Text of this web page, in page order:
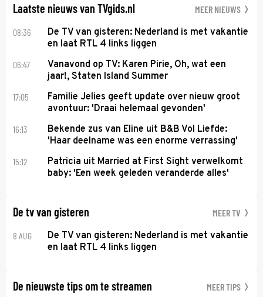
Laatste nieuws van TVgids.nl MEER NIEUWS
08:36
De TV van gisteren: Nederland is met vakantie
en laat RTL 4 links liggen
06:47
Vanavond op TV: Karen Pirie, Oh, wat een
jaar!, Staten Island Summer
17:05
Familie Jelies geeft update over nieuw groot
avontuur: 'Draai helemaal gevonden'
16:13
Bekende zus van Eline uit B&B Vol Liefde:
'Haar deelname was een enorme verrassing'
15:12
Patricia uit Married at First Sight verwelkomt
baby: 'Een week geleden veranderde alles'
De tv van gisteren MEER TV
8 AUG
De TV van gisteren: Nederland is met vakantie
en laat RTL 4 links liggen
De nieuwste tips om te streamen MEER TIPS